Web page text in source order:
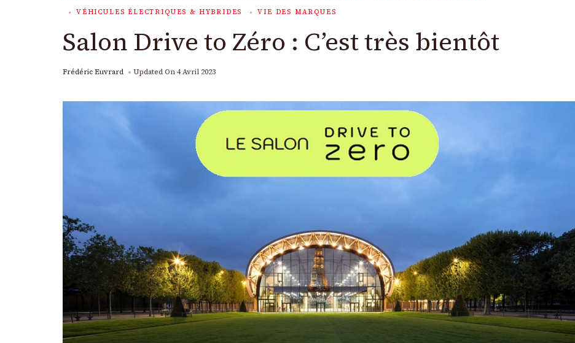
VÉHICULES ÉLECTRIQUES & HYBRIDES
VIE DES MARQUES
Salon Drive to Zéro : C’est très bientôt
Frédéric Euvrard Updated On4 Avril 2023